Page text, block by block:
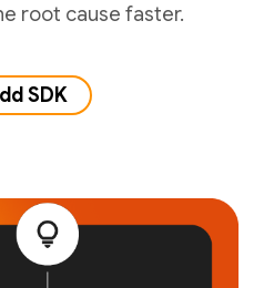
root cause faster.
SDK